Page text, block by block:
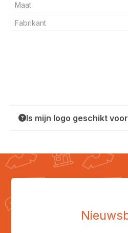
Maat
Fabrikant
Is mijn logo geschikt